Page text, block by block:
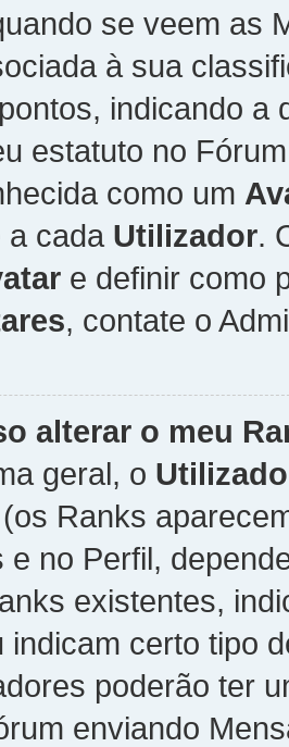
se veem as
à sua
indicando a
estatuto no
como um
a cada Utilizador.
e definir como
, contate o
alterar o meu
geral, o
Ranks
e no Perfil,
existentes,
indicam certo tipo
poderão ter
enviando